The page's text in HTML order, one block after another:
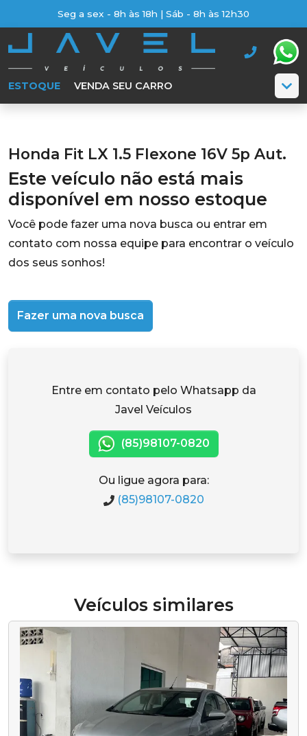
Seg a sex - 8h às 18h | Sáb - 8h às 12h30
ESTOQUE VENDA SEU CARRO
Honda Fit LX 1.5 Flexone 16V 5p Aut.
Este veículo não está mais
disponível em nosso estoque
Você pode fazer uma nova busca ou entrar em
contato com nossa equipe para encontrar o veículo
dos seus sonhos!
Fazer uma nova busca
Entre em contato pelo Whatsapp da
Javel Veículos
(85)98107-0820
Ou ligue agora para:
(85)98107-0820
Veículos similares